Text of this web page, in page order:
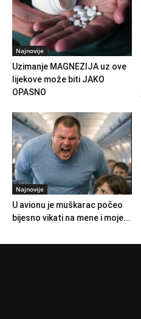
Najnovije
Uzimanje MAGNEZIJA uz ove
lijekove može biti JAKO
OPASNO
Najnovije
U avionu je muškarac počeo
bijesno vikati na mene i moje...